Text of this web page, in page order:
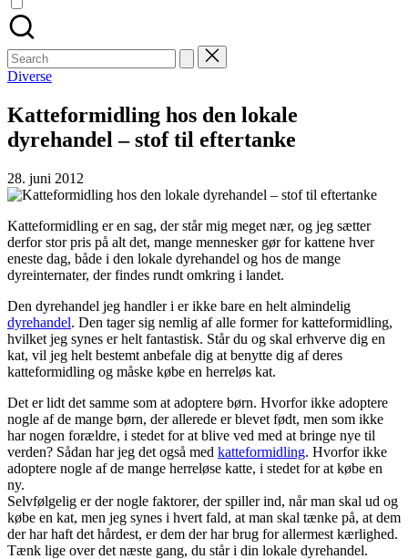
Search
for:
Posted
Diverse
Katteformidling hos den lokale
dyrehandel – stof til eftertanke
28. juni 2012
Katteformidling er en sag, der står mig meget nær, og jeg sætter
derfor stor pris på alt det, mange mennesker gør for kattene hver
eneste dag, både i den lokale dyrehandel og hos de mange
dyreinternater, der findes rundt omkring i landet.
Den dyrehandel jeg handler i er ikke bare en helt almindelig
dyrehandel. Den tager sig nemlig af alle former for katteformidling,
hvilket jeg synes er helt fantastisk. Står du og skal erhverve dig en
kat, vil jeg helt bestemt anbefale dig at benytte dig af deres
katteformidling og måske købe en herreløs kat.
Det er lidt det samme som at adoptere børn. Hvorfor ikke adoptere
nogle af de mange børn, der allerede er blevet født, men som ikke
har nogen forældre, i stedet for at blive ved med at bringe nye til
verden? Sådan har jeg det også med katteformidling. Hvorfor ikke
adoptere nogle af de mange herreløse katte, i stedet for at købe en
ny.
Selvfølgelig er der nogle faktorer, der spiller ind, når man skal ud og
købe en kat, men jeg synes i hvert fald, at man skal tænke på, at dem
der har haft det hårdest, er dem der har brug for allermest kærlighed.
Tænk lige over det næste gang, du står i din lokale dyrehandel.